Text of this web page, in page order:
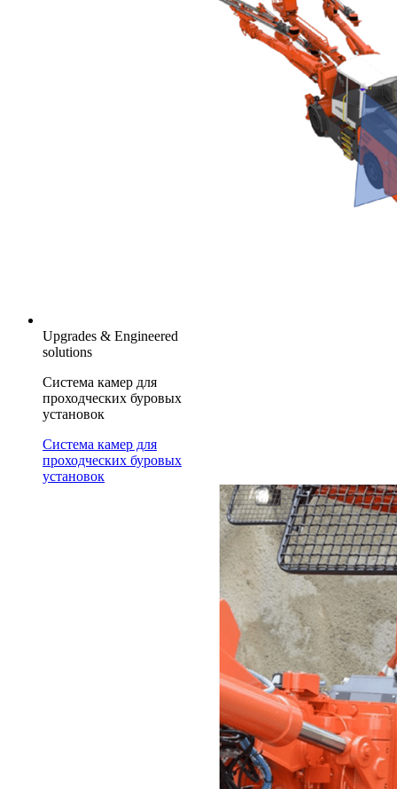
Upgrades & Engineered
solutions
Система камер для
проходческих буровых
установок
Система камер для
проходческих буровых
установок